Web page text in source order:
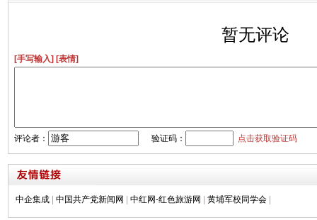
暂无评论
[手写输入] [表情]
评论者： 验证码： 点击获取验证码
中企集成 中国共产党新闻网 中红网-红色旅游网 黄埔军校同学会